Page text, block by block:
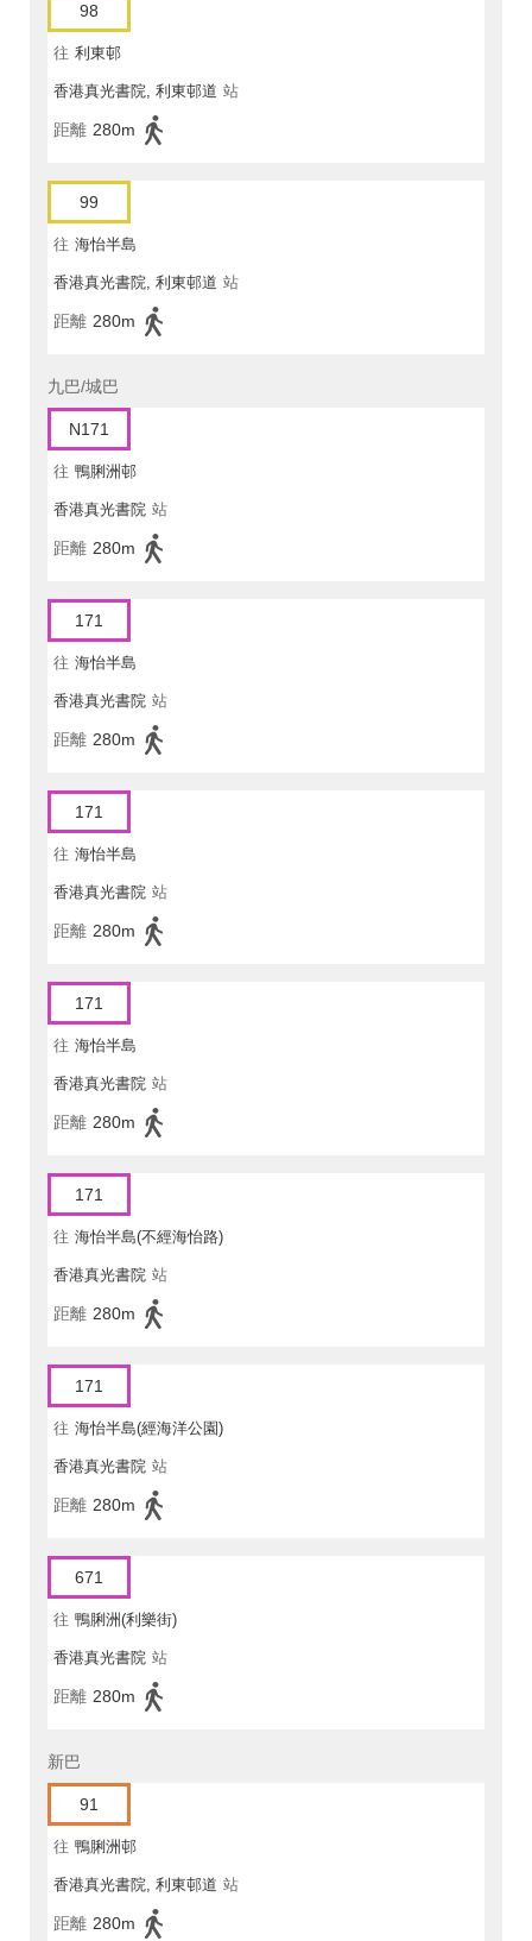
98
往 利東邨
香港真光書院, 利東邨道 站
距離 280m
99
往 海怡半島
香港真光書院, 利東邨道 站
距離 280m
九巴/城巴
N171
往 鴨脷洲邨
香港真光書院 站
距離 280m
171
往 海怡半島
香港真光書院 站
距離 280m
171
往 海怡半島
香港真光書院 站
距離 280m
171
往 海怡半島
香港真光書院 站
距離 280m
171
往 海怡半島(不經海怡路)
香港真光書院 站
距離 280m
171
往 海怡半島(經海洋公園)
香港真光書院 站
距離 280m
671
往 鴨脷洲(利樂街)
香港真光書院 站
距離 280m
新巴
91
往 鴨脷洲邨
香港真光書院, 利東邨道 站
距離 280m